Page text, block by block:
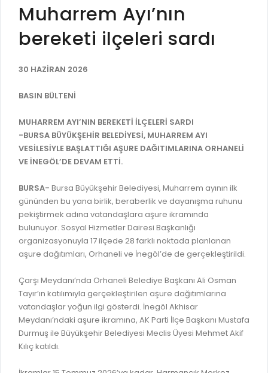
ŞİRKETLER VE KURULUŞLAR
ETİK KOMİSYONU
BİLGİ EDİNME
MECLİS
MECLİS ÜYELERİ
KOMİSYON ÜYELERİ
MECLİS KARARLARI
MECLİS GÜNDEMİ VE KARAR ÖZETLERİ
YAYIN / PLAN / RAPOR
STRATEJİK PLANLAR
PERFORMANS PROGRAMI
BÜTÇE
FAALİYET RAPORLARI
KESİN HESAPLAR
Görevleri
BUSKİ E-ÖDEME
İLAN REKLAM E-BEYANNAME
BAŞVURU / KAYIT / SORGU
ORKESTRA KAYIT
BURSA AKADEMİ
ÜCRETSİZ WİFİ NOKTALARI
İTFAİYE RAPORU
İTFAİYE OLAY KAYDI BAŞVURUSU
BADEM KAYIT
İHALE İLANLARI
DOĞRUDAN TEMİN İLANLARI
BURSA'YI KEŞFET
İLETİŞİM
Muharrem Ayı’nın
bereketi ilçeleri sardı
30 HAZİRAN 2026
BASIN BÜLTENİ
MUHARREM AYI’NIN BEREKETİ İLÇELERİ SARDI
-BURSA BÜYÜKŞEHİR BELEDİYESİ, MUHARREM AYI
VESİLESİYLE BAŞLATTIĞI AŞURE DAĞITIMLARINA ORHANELİ
VE İNEGÖL’DE DEVAM ETTİ.
BURSA- Bursa Büyükşehir Belediyesi, Muharrem ayının ilk
gününden bu yana birlik, beraberlik ve dayanışma ruhunu
pekiştirmek adına vatandaşlara aşure ikramında
bulunuyor. Sosyal Hizmetler Dairesi Başkanlığı
organizasyonuyla 17 ilçede 28 farklı noktada planlanan
aşure dağıtımları, Orhaneli ve İnegöl’de de gerçekleştirildi.
Çarşı Meydanı’nda Orhaneli Belediye Başkanı Ali Osman
Tayır’ın katılımıyla gerçekleştirilen aşure dağıtımlarına
vatandaşlar yoğun ilgi gösterdi. İnegöl Akhisar
Meydanı’ndaki aşure ikramına, AK Parti İlçe Başkanı Mustafa
Durmuş ile Büyükşehir Belediyesi Meclis Üyesi Mehmet Akif
Kılıç katıldı.